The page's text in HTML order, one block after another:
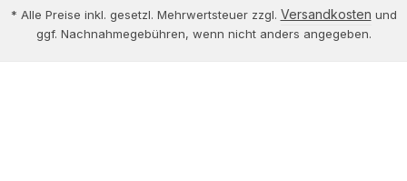
* Alle Preise inkl. gesetzl. Mehrwertsteuer zzgl. Versandkosten und
ggf. Nachnahmegebühren, wenn nicht anders angegeben.